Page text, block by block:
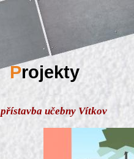
Projekty
přístavba učebny Vítkov